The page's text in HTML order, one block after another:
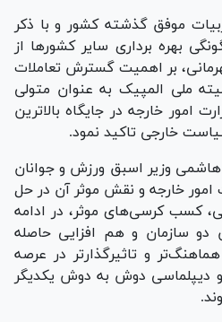
موفق گذشته کشور و با ذکر
بهره برداری سایر کشور‌ها از
بر اهمیت گسترش تعاملات
ملی المپیک به عنوان متولی
امور خارجه در جایگاه بالاترین
خارجی تاکید نمود.
هاشمی وزیر اسبق ورزش و جوانان
امور خارجه و نقش موثر آن در حل
کسب کرسی‌های موثر، در ادامه
دو سازمان و هم افزایی حاصله
و تاثیرگذارتر در عرصه
دیپلماسی دوش به دوش یکدیگر